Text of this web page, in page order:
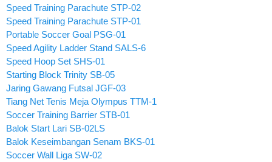
Speed Training Parachute STP-02
Speed Training Parachute STP-01
Portable Soccer Goal PSG-01
Speed Agility Ladder Stand SALS-6
Speed Hoop Set SHS-01
Starting Block Trinity SB-05
Jaring Gawang Futsal JGF-03
Tiang Net Tenis Meja Olympus TTM-1
Soccer Training Barrier STB-01
Balok Start Lari SB-02LS
Balok Keseimbangan Senam BKS-01
Soccer Wall Liga SW-02